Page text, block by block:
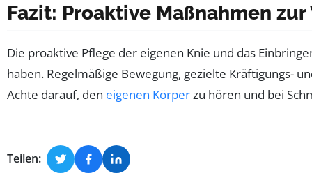
Fazit: Proaktive Maßnahmen
Die proaktive Pflege der eigenen Knie und das
haben. Regelmäßige Bewegung, gezielte Kräftigungs-
Achte darauf, den eigenen Körperzu hören und bei
Teilen: